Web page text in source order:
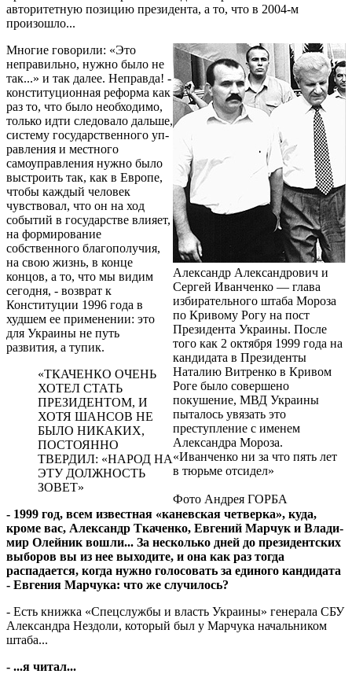
авторитетную позицию президента, а то, что в 2004-м
произошло...
Александр Александрович и
Сергей Иванченко — глава
избирательного штаба Мороза
по Кривому Рогу на пост
Президента Украины. После
того как 2 октября 1999 года на
кандидата в Президенты
Наталию Витренко в Кривом
Роге было совершено
покушение, МВД Украины
пыталось увязать это
преступление с именем
Александра Мороза.
«Иванченко ни за что пять лет
в тюрьме отсидел»
Фото Андрея ГОРБА
Многие говорили: «Это
неправильно, нужно было не
так...» и так далее. Неправда! -
конституционная реформа как
раз то, что было необходимо,
только идти следовало дальше,
систему государственного уп­
рав­ления и местного
самоуправления нужно было
выстроить так, как в Европе,
чтобы каждый человек
чувствовал, что он на ход
событий в государстве влияет,
на формирование
собственного благополучия,
на свою жизнь, в конце
концов, а то, что мы видим
сегодня, - возврат к
Конституции 1996 года в
худшем ее применении: это
для Украины не путь
развития, а тупик.
«ТКАЧЕНКО ОЧЕНЬ
ХОТЕЛ СТАТЬ
ПРЕЗИДЕНТОМ, И
ХОТЯ ШАНСОВ НЕ
БЫЛО НИКАКИХ,
ПОСТОЯННО
ТВЕРДИЛ: «НАРОД НА
ЭТУ ДОЛЖНОСТЬ
ЗОВЕТ»
- 1999 год, всем известная «каневс­кая четверка», куда,
кроме вас, Алек­сандр Тка­чен­ко, Евгений Марчук и Вла­ди­
мир Олейник вошли... За не­ско­лько дней до президентс­ких
выборов вы из нее выходите, и она как раз тогда
распадается, когда нужно го­лосовать за единого кандидата
- Евге­ния Марчука: что же случилось?
- Есть книжка «Спец­службы и власть Ук­раины» генерала СБУ
Александра Нездоли, который был у Марчука начальником
штаба...
- ...я читал...